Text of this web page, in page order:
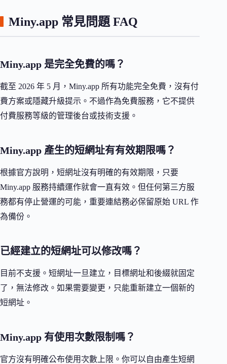
Miny.app 常見問題 FAQ
Miny.app 是完全免費的嗎？
截至 2026 年 5 月，Miny.app 所有功能完全免費，沒有付
費方案或隱藏升級提示。不過作為免費服務，它不提供
付費服務等級的管理後台或技術支援。
Miny.app 產生的短網址有有效期限嗎？
根據官方說明，短網址沒有明確的有效期限，只要
Miny.app 服務持續運作就會一直有效。但任何第三方服
務都有停止營運的可能，重要連結務必保留原始 URL 作
為備份。
已經建立的短網址可以修改嗎？
目前不支援。短網址一旦建立，目標網址和後綴就固定
了，無法修改。如果需要變更，只能重新建立一個新的
短網址。
Miny.app 有使用次數限制嗎？
官方沒有明確公布使用次數上限。你可以自由產生短網